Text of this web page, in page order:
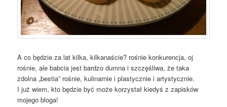
A co będzie za lat kilka, kilkanaście? rośnie konkurencja, oj
rośnie, ale babcia jest bardzo dumna i szczęśliwa, że taka
zdolna „bestia” rośnie, kulinarnie i plastycznie i artystycznie.
I już wiem, kto będzie być może korzystał kiedyś z zapisków
mojego bloga!